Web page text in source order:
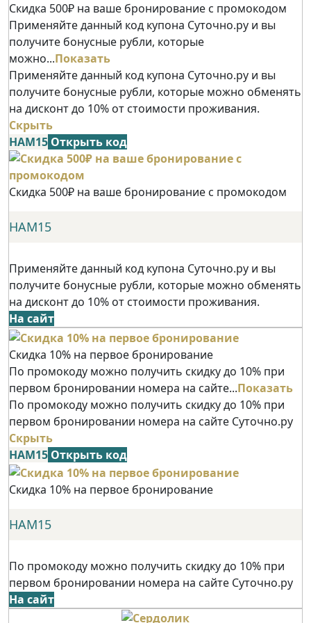
Скидка 500₽ на ваше бронирование с промокодом
Применяйте данный код купона Суточно.ру и вы
получите бонусные рубли, которые
можно...Показать
Применяйте данный код купона Суточно.ру и вы
получите бонусные рубли, которые можно обменять
на дисконт до 10% от стоимости проживания.
Скрыть
НАМ15 Открыть код
Скидка 500₽ на ваше бронирование с промокодом
НАМ15
Применяйте данный код купона Суточно.ру и вы
получите бонусные рубли, которые можно обменять
на дисконт до 10% от стоимости проживания.
На сайт
Скидка 10% на первое бронирование
По промокоду можно получить скидку до 10% при
первом бронировании номера на сайте...Показать
По промокоду можно получить скидку до 10% при
первом бронировании номера на сайте Суточно.ру
Скрыть
НАМ15 Открыть код
Скидка 10% на первое бронирование
НАМ15
По промокоду можно получить скидку до 10% при
первом бронировании номера на сайте Суточно.ру
На сайт